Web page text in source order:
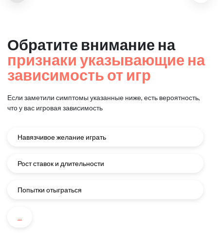
Обратите внимание на
признаки указывающие на
зависимость от игр
Если заметили симптомы указанные ниже, есть вероятность,
что у вас игровая зависимость
Навязчивое желание играть
Рост ставок и длительности
Попытки отыграться
...